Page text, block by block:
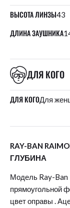
ВЫСОТА ЛИНЗЫ43
ДЛИНА ЗАУШНИКА
ДЛЯ КОГО
ДЛЯ КОГОДля
RAY-BAN
ГЛУБИНА
Модель Ray-Ban
прямоугольной
цвет оправы .